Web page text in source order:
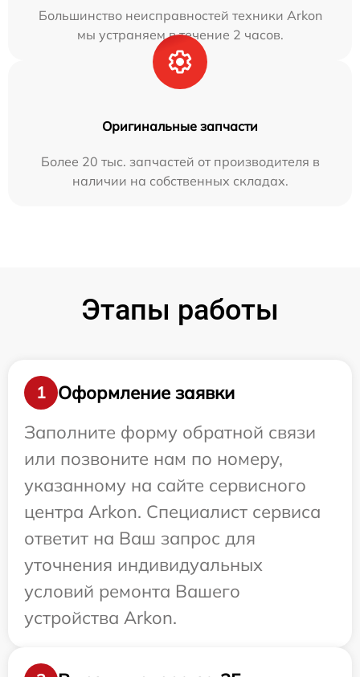
Большинство неисправностей техники Arkon
мы устраняем в течение 2 часов.
Оригинальные запчасти
Более 20 тыс. запчастей от производителя в
наличии на собственных складах.
Этапы работы
1
Оформление заявки
Заполните форму обратной связи
или позвоните нам по номеру,
указанному на сайте сервисного
центра Arkon. Специалист сервиса
ответит на Ваш запрос для
уточнения индивидуальных
условий ремонта Вашего
устройства Arkon.